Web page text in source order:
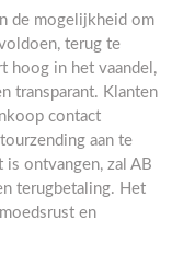
de mogelijkheid om
terug te
hoog in het vaandel,
transparant. Klanten
contact
aan te
ontvangen, zal AB
terugbetaling. Het
en